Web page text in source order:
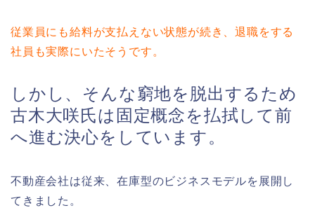
従業員にも給料が支払えない状態が続き、退職をする
社員も実際にいたそうです。
しかし、そんな窮地を脱出するため
古木大咲氏は固定概念を払拭して前
へ進む決心をしています。
不動産会社は従来、在庫型のビジネスモデルを展開し
てきました。